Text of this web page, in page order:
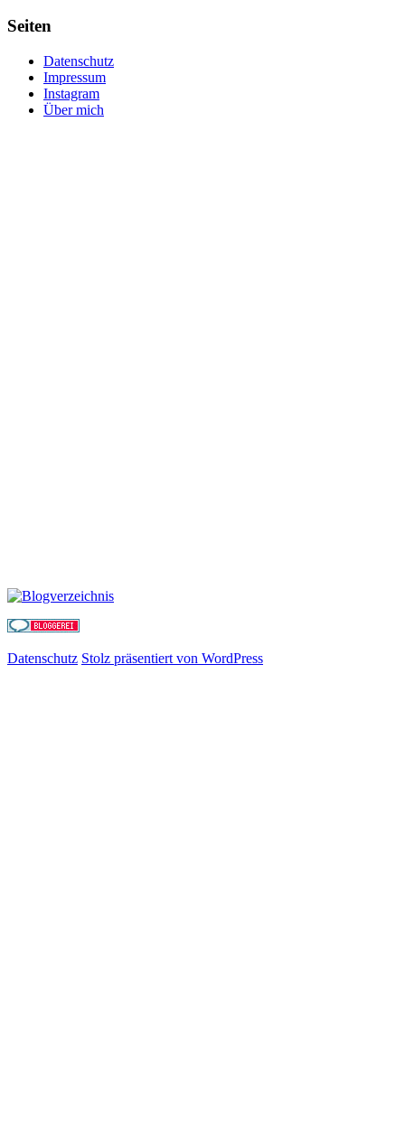
Seiten
Datenschutz
Impressum
Instagram
Über mich
Datenschutz Stolz präsentiert von WordPress